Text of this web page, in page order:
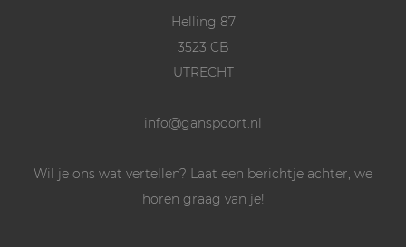
Helling 87
3523 CB
UTRECHT
info@ganspoort.nl
Wil je ons wat vertellen? Laat een berichtje achter, we
horen graag van je!